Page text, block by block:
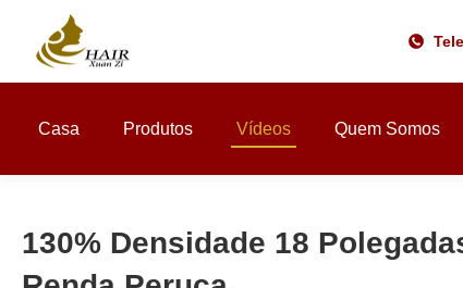
Casa Produtos Vídeos Quem Somos
130% Densidade 18